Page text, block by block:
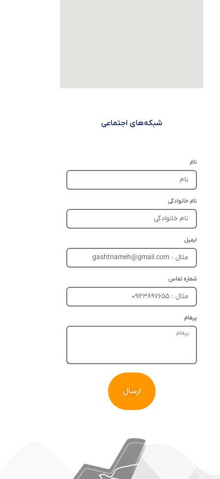
شبکه‌های اجتماعی
نام
نام خانوادگی
ایمیل
شماره تماس
پیغام
ارسال